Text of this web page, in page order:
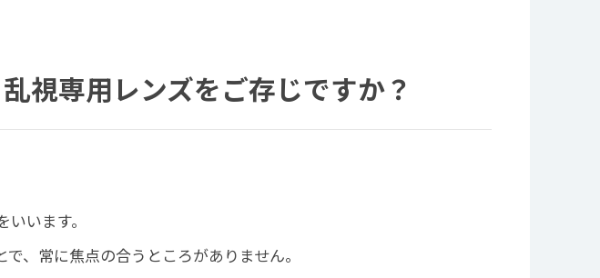
視専用レンズをご存じですか？
います。
、常に焦点の合うところがありません。